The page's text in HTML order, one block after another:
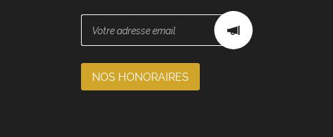
NOS HONORAIRES